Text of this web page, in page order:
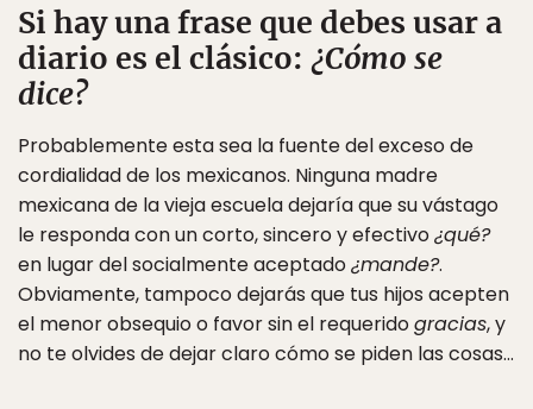
Si hay una frase que debes usar a
diario es el clásico: ¿Cómo se
dice?
Probablemente esta sea la fuente del exceso de
cordialidad de los mexicanos. Ninguna madre
mexicana de la vieja escuela dejaría que su vástago
le responda con un corto, sincero y efectivo¿qué?
en lugar del socialmente aceptado¿mande?.
Obviamente, tampoco dejarás que tus hijos acepten
el menor obsequio o favor sin el requeridogracias, y
no te olvides de dejar claro cómo se piden las cosas…